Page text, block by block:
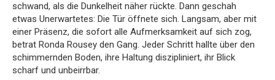
schwand, als die Dunkelheit näher rückte. Dann geschah
etwas Unerwartetes: Die Tür öffnete sich. Langsam, aber mit
einer Präsenz, die sofort alle Aufmerksamkeit auf sich zog,
betrat Ronda Rousey den Gang. Jeder Schritt hallte über den
schimmernden Boden, ihre Haltung diszipliniert, ihr Blick
scharf und unbeirrbar.